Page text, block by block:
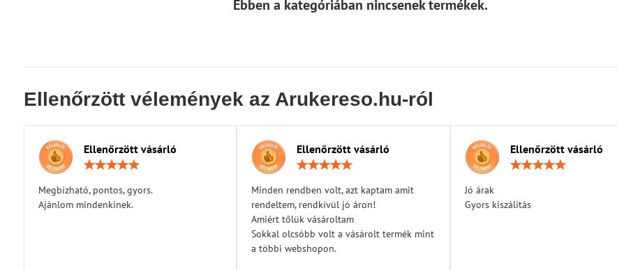
Ellenőrzött vélemények az Arukereso.hu-ról
Ellenőrzött vásárló
Megbízható, pontos, gyors.
Ajánlom mindenkinek.
Ellenőrzött vásárló
/
5
Minden rendben volt, azt kaptam amit
rendeltem, rendkívül jó áron!
Amiért tőlük vásároltam
Sokkal olcsóbb volt a vásárolt termék mint
a többi webshopon.
Ellenőrzött vásárló
Jó árak
Gyors kiszálítás